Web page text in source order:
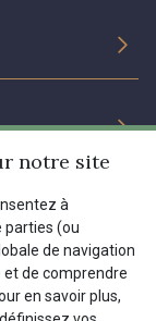
notre site
à
parties (ou
de navigation
de comprendre
en savoir plus,